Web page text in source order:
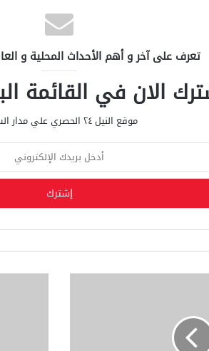
تعرف على آخر و أهم الأحداث المحلية و
الان في القائمة
موقع النيل ٢٤ الحصري علي مدار الساعة